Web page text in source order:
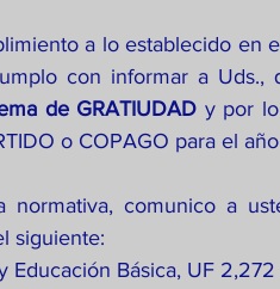
a lo establecido en
con informar a Uds.,
de GRATIUDAD y por
o COPAGO para el
normativa, comunico a
siguiente:
Educación Básica, UF